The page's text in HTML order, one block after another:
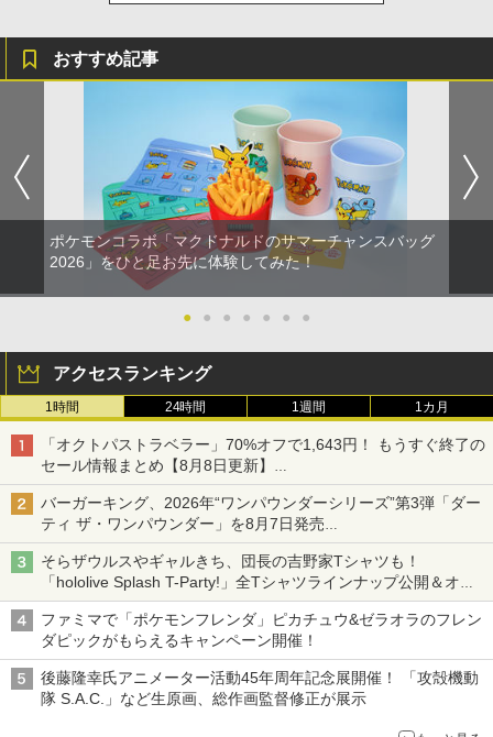
おすすめ記事
ポケモンコラボ「マクドナルドのサマーチャンスバッグ
2026」をひと足お先に体験してみた！
● ● ● ● ● ● ●
アクセスランキング
1時間 24時間 1週間 1カ月
「オクトパストラベラー」70%オフで1,643円！ もうすぐ終了の
セール情報まとめ【8月8日更新】
ニンテンドーeショップでは「大神 絶景版」が67%オフで990円
バーガーキング、2026年“ワンパウンダーシリーズ”第3弾「ダー
ティ ザ・ワンパウンダー」を8月7日発売
「特製ガーリックマヨソース」を使用した超大型チーズバーガー
そらザウルスやギャルきち、団長の吉野家Tシャツも！
「hololive Splash T-Party!」全Tシャツラインナップ公開＆オン
ライン販売開始
ファミマで「ポケモンフレンダ」ピカチュウ&ゼラオラのフレン
ダピックがもらえるキャンペーン開催！
後藤隆幸氏アニメーター活動45年周年記念展開催！ 「攻殻機動
隊 S.A.C.」など生原画、総作画監督修正が展示